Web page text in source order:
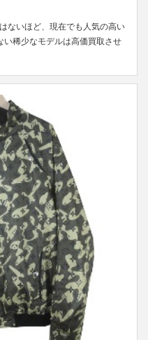
ないほど、現在でも人気の高い
い稀少なモデルは高価買取させ